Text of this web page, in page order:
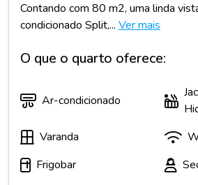
Contando com 80 m2, uma linda
condicionado Split,... Ver mais
O que o quarto oferece:
Ar-condicionado
Varanda
Frigobar